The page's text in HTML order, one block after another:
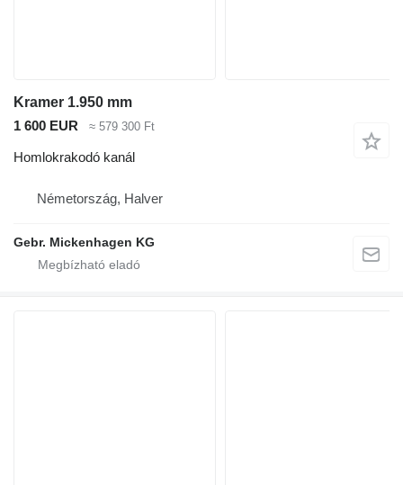
Kramer 1.950 mm
1 600 EUR
≈ 579 300 Ft
Homlokrakodó kanál
Németország, Halver
Gebr. Mickenhagen KG